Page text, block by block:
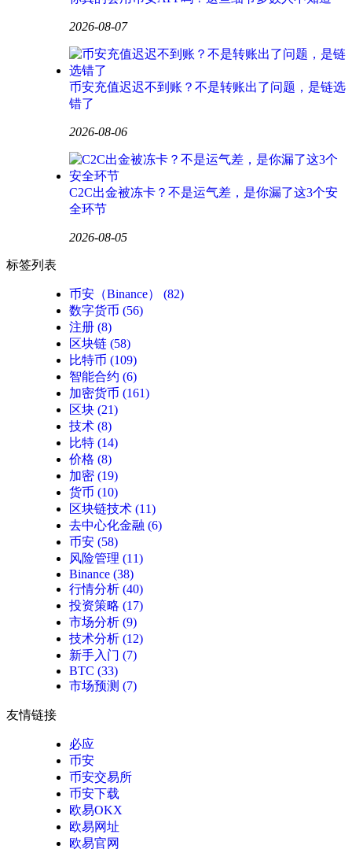
2026-08-07
币安充值迟迟不到账？不是转账出了问题，是链选
错了
2026-08-06
C2C出金被冻卡？不是运气差，是你漏了这3个安
全环节
2026-08-05
标签列表
币安（Binance）
(82)
数字货币 (56)
注册 (8)
区块链 (58)
比特币 (109)
智能合约 (6)
加密货币 (161)
区块 (21)
技术 (8)
比特 (14)
价格 (8)
加密 (19)
货币 (10)
区块链技术 (11)
去中心化金融 (6)
币安 (58)
风险管理 (11)
Binance (38)
行情分析 (40)
投资策略 (17)
市场分析 (9)
技术分析 (12)
新手入门 (7)
BTC (33)
市场预测 (7)
友情链接
必应
币安
币安交易所
币安下载
欧易OKX
欧易网址
欧易官网